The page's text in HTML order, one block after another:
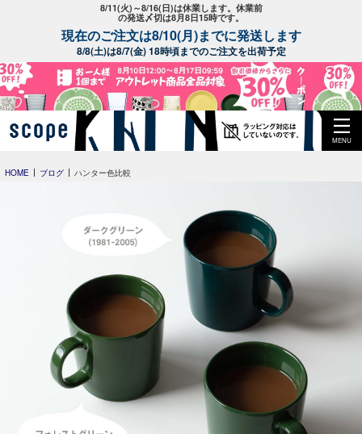
8/11(火)～8/16(日)は休業します。休業前
の発送〆切は8月8日15時です。
現在のご注文は8/10(月)までに発送します
8/8(土)は8/7(金) 18時頃までのご注文を出荷予定
MENU
HOME ブログ ハンター色比較